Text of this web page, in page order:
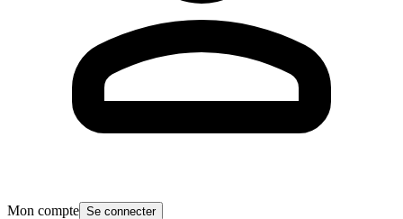
Mon compte Se connecter